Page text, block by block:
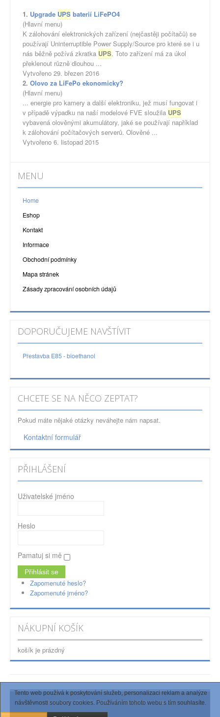
1. Upgrade UPS baterií LiFePO4
(Hlavní menu)
K zálohování elektronických zařízení (nejčastěji počítačů) se
používají Uninterruptible Power Supply/Source pro které se i u
nás běžně požívá zkratka UPS. Toto zařízení má za úkol
překlenout různě dlouhou ...
Vytvořeno 29. březen 2016
2. Olovo za LiFePo ekonomicky?
(Hlavní menu)
... energie pro kamery a další elektroniku, jež musí fungovat i
v případě výpadku na naší modelové FVE sloužila UPS
vybavená olověnými akumulátory, jaké se používají například
k zálohování počítačových serverů. Olověné ...
Vytvořeno 6. listopad 2015
MENU
Home
Eshop
Kontakt
Informace
Obchodní podmínky
Mapa stránek
Zásady zpracování osobních údajů
DOPORUČUJEME NAVŠTÍVIT
Přestavba E85 - bioethanol
CHCETE SE NA NĚCO ZEPTAT?
Pokud máte nějaké otázky neváhejte nám napsat.
Kontaktní formulář
PŘIHLÁŠENÍ
Uživatelské jméno
Heslo
Pamatuj si mě
Zapomenuté heslo?
Zapomenuté jméno?
NÁKUPNÍ KOŠÍK
košík je prázdný
Copyright © 2015 EV-auto. Všechna práva vyhrazena.
Tento web používá k poskytování služeb, personalizaci reklam a analýze
návštěvnosti soubory cookies. Používáním tohoto webu s tím souhlasíte.